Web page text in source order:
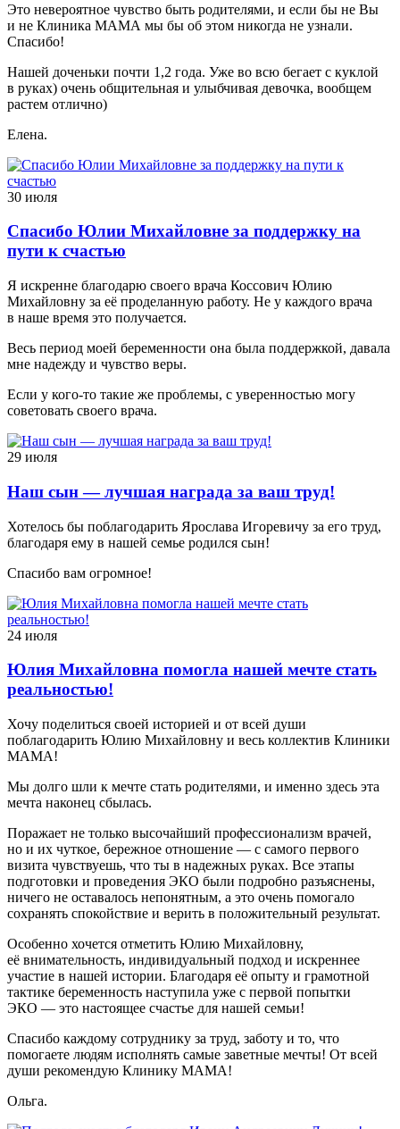
Это невероятное чувство быть родителями, и если бы не Вы
и не Клиника МАМА мы бы об этом никогда не узнали.
Спасибо!
Нашей доченьки почти 1,2 года. Уже во всю бегает с куклой
в руках) очень общительная и улыбчивая девочка, вообщем
растем отлично)
Елена.
30 июля
Спасибо Юлии Михайловне за поддержку на
пути к счастью
Я искренне благодарю своего врача Коссович Юлию
Михайловну за её проделанную работу. Не у каждого врача
в наше время это получается.
Весь период моей беременности она была поддержкой, давала
мне надежду и чувство веры.
Если у кого-то такие же проблемы, с уверенностью могу
советовать своего врача.
29 июля
Наш сын — лучшая награда за ваш труд!
Хотелось бы поблагодарить Ярослава Игоревичу за его труд,
благодаря ему в нашей семье родился сын!
Спасибо вам огромное!
24 июля
Юлия Михайловна помогла нашей мечте стать
реальностью!
Хочу поделиться своей историей и от всей души
поблагодарить Юлию Михайловну и весь коллектив Клиники
МАМА!
Мы долго шли к мечте стать родителями, и именно здесь эта
мечта наконец сбылась.
Поражает не только высочайший профессионализм врачей,
но и их чуткое, бережное отношение — с самого первого
визита чувствуешь, что ты в надежных руках. Все этапы
подготовки и проведения ЭКО были подробно разъяснены,
ничего не оставалось непонятным, а это очень помогало
сохранять спокойствие и верить в положительный результат.
Особенно хочется отметить Юлию Михайловну,
её внимательность, индивидуальный подход и искреннее
участие в нашей истории. Благодаря её опыту и грамотной
тактике беременность наступила уже с первой попытки
ЭКО — это настоящее счастье для нашей семьи!
Спасибо каждому сотруднику за труд, заботу и то, что
помогаете людям исполнять самые заветные мечты! От всей
души рекомендую Клинику МАМА!
Ольга.